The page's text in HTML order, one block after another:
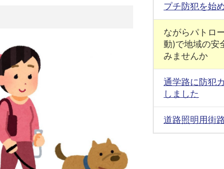
プチ防犯を始
ながらパトロ
動)で地域の安
みませんか
通学路に防犯
しました
道路照明用街